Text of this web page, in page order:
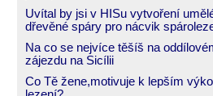
Uvítal by jsi v HISu vytvoření
dřevěné spáry pro nácvik
Na co se nejvíce těšíš na
zájezdu na Sicílii
Co Tě žene,motivuje k lepším